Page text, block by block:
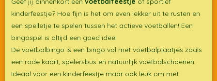
kinderfeestje? Hoe fijn is het om even lekker uit te rusten en
een spelletje te spelen tussen het actieve voetballen! Een
bingospel is altijd een goed idee!
De voetbalbingo is een bingo vol met voetbalplaatjes zoals
een rode kaart, spelersbus en natuurlijk voetbalschoenen.
Ideaal voor een kinderfeestje maar ook leuk om met